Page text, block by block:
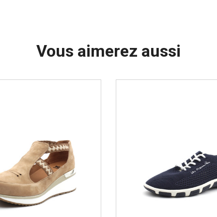
Vous aimerez aussi